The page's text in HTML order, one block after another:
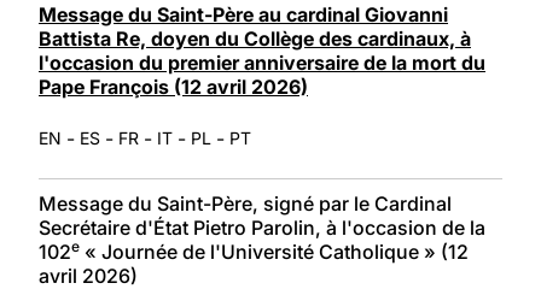
Message du Saint-Père au cardinal Giovanni
Battista Re, doyen du Collège des cardinaux, à
l'occasion du premier anniversaire de la mort du
Pape François (12 avril 2026)
EN - ES - FR - IT - PL - PT
Message du Saint-Père, signé par le Cardinal
Secrétaire d'État Pietro Parolin, à l'occasion de la
102e « Journée de l'Université Catholique » (12
avril 2026)